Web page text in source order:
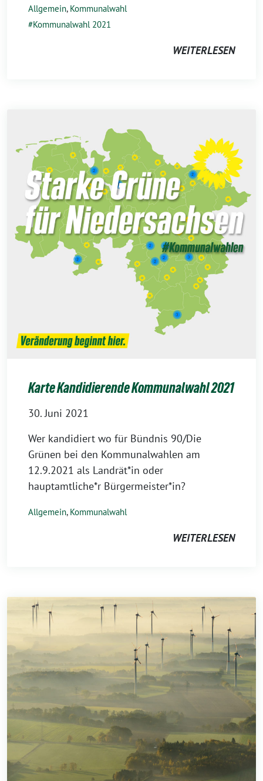
Allgemein, Kommunalwahl
Kommunalwahl 2021
WEITERLESEN
Karte Kandidierende Kommunalwahl 2021
30. Juni 2021
Wer kandidiert wo für Bündnis 90/Die
Grünen bei den Kommunalwahlen am
12.9.2021 als Landrät*in oder
hauptamtliche*r Bürgermeister*in?
Allgemein, Kommunalwahl
WEITERLESEN